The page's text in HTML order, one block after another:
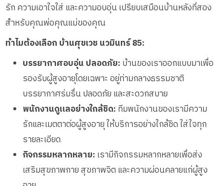
รัก ความเอาใจใส่ และความอบอุ่น เปรียบเสมือนบ้านหลังที่สอง
สำหรับคุณพ่อคุณแม่ของคุณ
ทำไมต้องเลือก บ้านศุขเวช นวมินทร์ 85:
บรรยากาศอบอุ่น ปลอดภัย: บ้านของเราออกแบบมาเพื่อ
รองรับผู้สูงอายุโดยเฉพาะ อยู่ท่ามกลางธรรมชาติ
บรรยากาศร่มรื่น ปลอดภัย และสะดวกสบาย
พนักงานดูแลอย่างใกล้ชิด: ทีมพนักงานของเรามีความ
รักและเมตตาต่อผู้สูงอายุ ให้บริการอย่างใกล้ชิด ใส่ใจทุก
รายละเอียด
กิจกรรมหลากหลาย: เรามีกิจกรรมหลากหลายเพื่อส่ง
เสริมสุขภาพกาย สุขภาพจิต และความผ่อนคลายแก่ผู้สูง